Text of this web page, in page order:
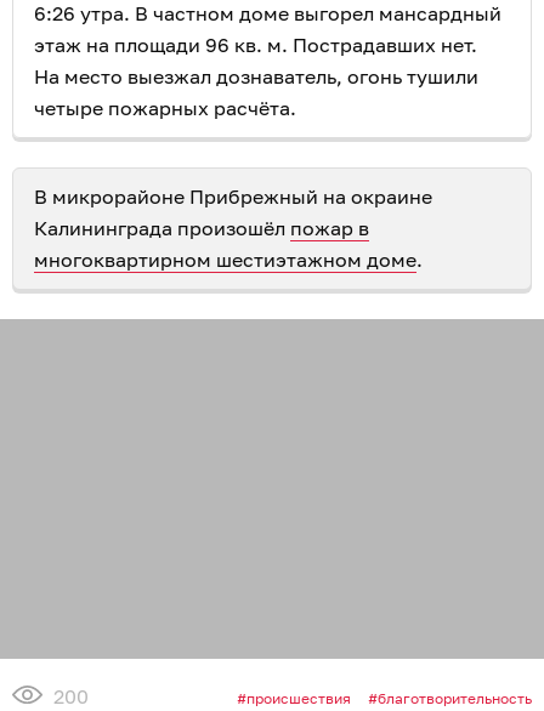
6:26 утра. В частном доме выгорел мансардный
этаж на площади 96 кв. м. Пострадавших нет.
На место выезжал дознаватель, огонь тушили
четыре пожарных расчёта.
В микрорайоне Прибрежный на окраине
Калининграда произошёл пожар в
многоквартирном шестиэтажном доме.
200 происшествия благотворительность